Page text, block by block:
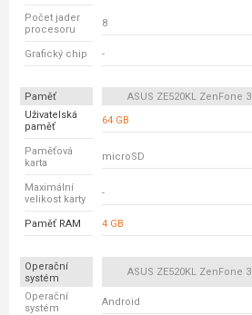
Počet jader
procesoru
8
Grafický chip -
Paměť ASUS ZE520KL ZenFone 3
Uživatelská
paměť
64 GB
Paměťová
karta
microSD
Maximální
velikost karty
-
Paměť RAM 4 GB
Operační
systém
ASUS ZE520KL ZenFone 3
Operační
systém
Android